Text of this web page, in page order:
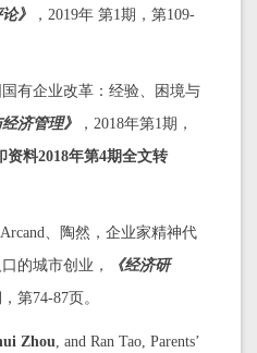
》
，2019年 第1期，第109-
国有企业改革：经验、困境与
济管理》
，2018年第1期，
资料2018年第4期全文转
Arcand、陶然，企业家精神代
的城市创业，
《经济研
第74-87页。
Zhou , and Ran Tao, Parents’